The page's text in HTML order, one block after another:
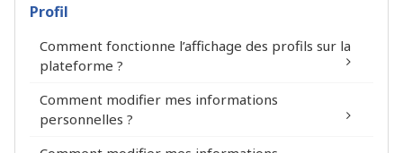
Profil
Comment fonctionne l’affichage des profils sur la
plateforme ?
Comment modifier mes informations
personnelles ?